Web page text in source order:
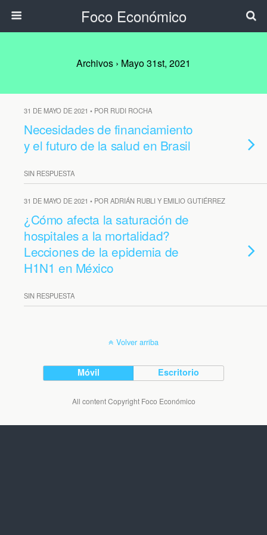
Foco Económico
Archivos › Mayo 31st, 2021
31 DE MAYO DE 2021 • POR RUDI ROCHA
Necesidades de financiamiento
y el futuro de la salud en Brasil
SIN RESPUESTA
31 DE MAYO DE 2021 • POR ADRIÁN RUBLI Y EMILIO GUTIÉRREZ
¿Cómo afecta la saturación de
hospitales a la mortalidad?
Lecciones de la epidemia de
H1N1 en México
SIN RESPUESTA
Volver arriba
Móvil Escritorio
All content Copyright Foco Económico